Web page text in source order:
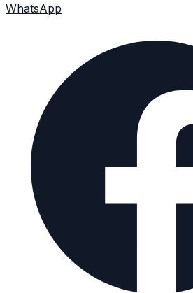
WhatsApp